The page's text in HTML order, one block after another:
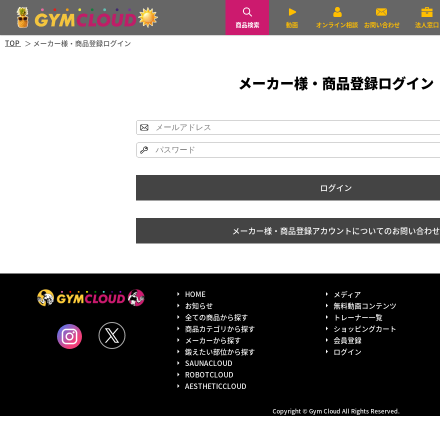
商品検索 動画 オンライン相談 お問い合わせ 法人窓口
TOP メーカー様・商品登録ログイン
メーカー様・商品登録ログイン
ログイン
メーカー様・商品登録アカウントについてのお問い合わせ
HOME
お知らせ
全ての商品から探す
商品カテゴリから探す
メーカーから探す
鍛えたい部位から探す
SAUNACLOUD
ROBOTCLOUD
AESTHETICCLOUD
メディア
無料動画コンテンツ
トレーナー一覧
ショッピングカート
会員登録
ログイン
Copyright © Gym Cloud All Rights Reserved.